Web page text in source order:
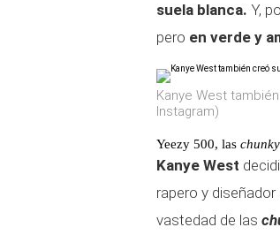
suela blanca. Y,
pero en verde y
Kanye West
Instagram)
Yeezy 500, las
Kanye West
rapero y
vastedad de las